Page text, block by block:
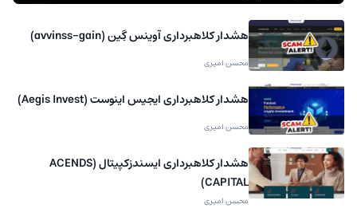
هشدار کلاهبرداری آوینس گِین (avvinss-gain)
محسن امیری
هشدار کلاهبرداری ایجیس اینوست (Aegis Invest)
محسن امیری
هشدار کلاهبرداری ایسندزکپیتال (ACENDS
CAPITAL)
محسن امیری